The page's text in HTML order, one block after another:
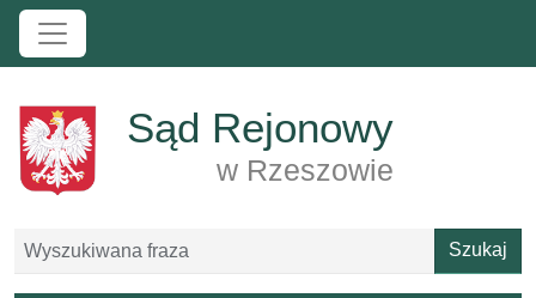
Przejdź do treści
Sąd Rejonowy
w Rzeszowie
Szukaj Szukaj